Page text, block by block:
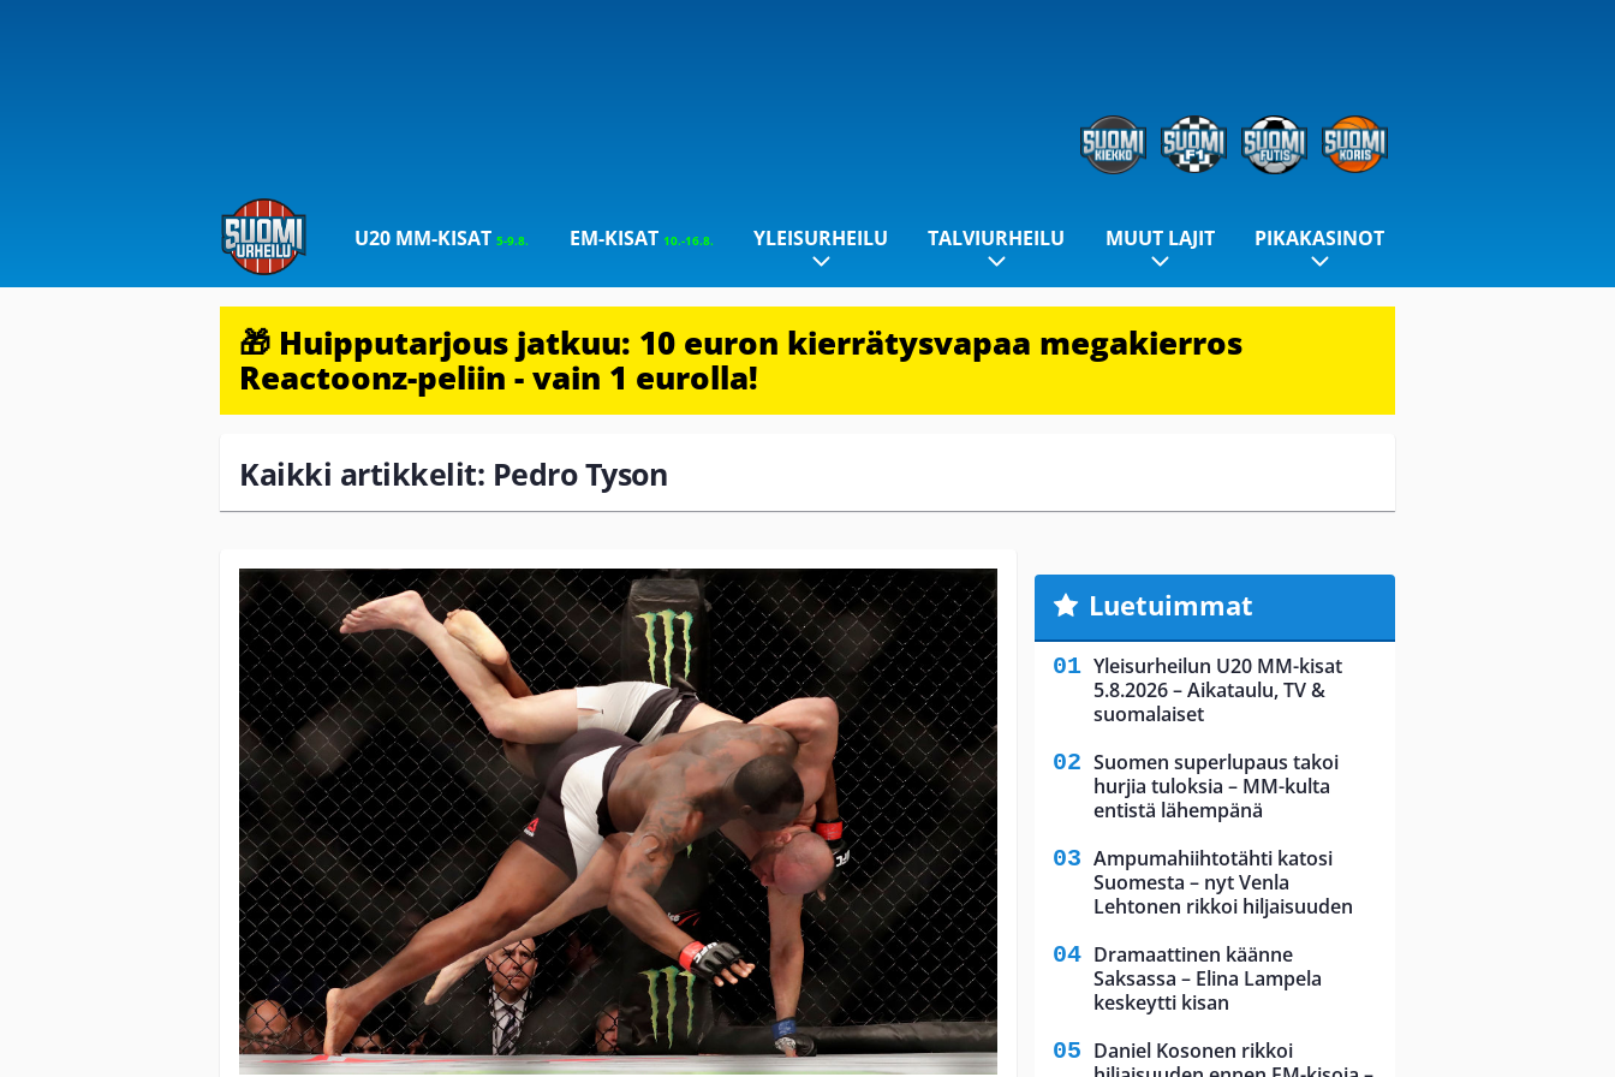
U20 MM-KISAT5-9.8. EM-KISAT 10.-16.8. YLEISURHEILU TALVIURHEILU MUUT LAJIT PIKAKASINOT
🎁 Huipputarjous jatkuu: 10 euron kierrätysvapaa megakierros
Reactoonz-peliin - vain 1 eurolla!
Kaikki artikkelit: Pedro Tyson
Luetuimmat
Yleisurheilun U20 MM-kisat
5.8.2026 – Aikataulu, TV &
suomalaiset
Suomen superlupaus takoi
hurjia tuloksia – MM-kulta
entistä lähempänä
Ampumahiihtotähti katosi
Suomesta – nyt Venla
Lehtonen rikkoi hiljaisuuden
Dramaattinen käänne
Saksassa – Elina Lampela
keskeytti kisan
Daniel Kosonen rikkoi